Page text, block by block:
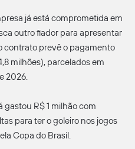
já está comprometida em
outro fiador para apresentar
contrato prevê o pagamento
milhões), parcelados em
2026.
R$ 1 milhão com
para ter o goleiro nos jogos
Copa do Brasil.